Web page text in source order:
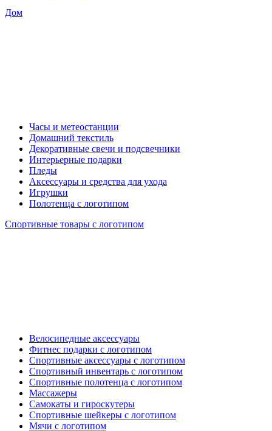
Дом
Часы и метеостанции
Домашний текстиль
Декоративные свечи и подсвечники
Интерьерные подарки
Пледы
Аксессуары и средства для ухода
Игрушки
Полотенца с логотипом
Спортивные товары с логотипом
Велосипедные аксессуары
Фитнес подарки с логотипом
Спортивные аксессуары с логотипом
Спортивный инвентарь с логотипом
Спортивные полотенца с логотипом
Массажеры
Самокаты и гироскутеры
Спортивные шейкеры с логотипом
Мячи с логотипом